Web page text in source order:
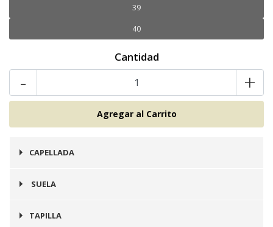
39
40
Cantidad
- +
CAPELLADA
Cuero
SUELA
Prefinito
TAPILLA